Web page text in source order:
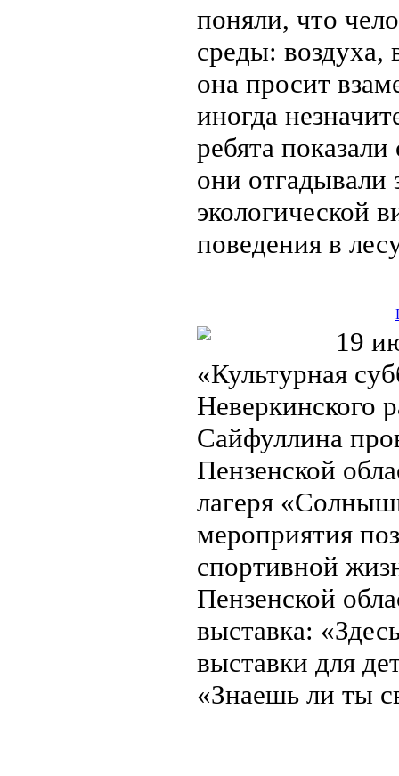
поняли, что
среды: воздуха,
она просит
иногда
ребята
они отгадывали
экологической
поведения в
19
«Культурная
Неверкинского
Сайфуллина
Пензенской
лагеря
мероприятия
спортивной
Пензенской
выставка:
выставки для
«Знаешь ли ты